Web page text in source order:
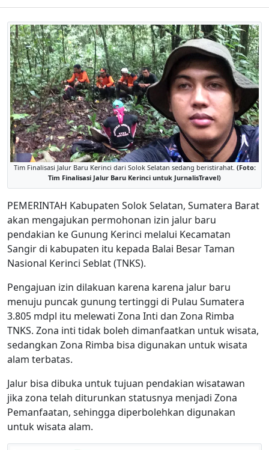
Tim Finalisasi Jalur Baru Kerinci dari Solok Selatan sedang beristirahat. (Foto:
Tim Finalisasi Jalur Baru Kerinci untuk JurnalisTravel)
PEMERINTAH Kabupaten Solok Selatan, Sumatera Barat
akan mengajukan permohonan izin jalur baru
pendakian ke Gunung Kerinci melalui Kecamatan
Sangir di kabupaten itu kepada Balai Besar Taman
Nasional Kerinci Seblat (TNKS).
Pengajuan izin dilakuan karena karena jalur baru
menuju puncak gunung tertinggi di Pulau Sumatera
3.805 mdpl itu melewati Zona Inti dan Zona Rimba
TNKS. Zona inti tidak boleh dimanfaatkan untuk wisata,
sedangkan Zona Rimba bisa digunakan untuk wisata
alam terbatas.
Jalur bisa dibuka untuk tujuan pendakian wisatawan
jika zona telah diturunkan statusnya menjadi Zona
Pemanfaatan, sehingga diperbolehkan digunakan
untuk wisata alam.